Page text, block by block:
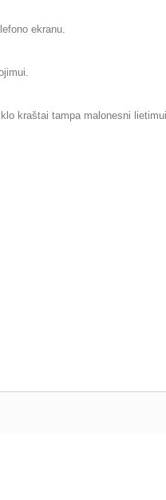
ekranu.
kraštai tampa malonesni